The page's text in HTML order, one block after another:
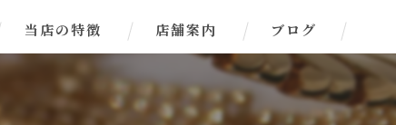
当店の特徴 店舗案内 ブログ